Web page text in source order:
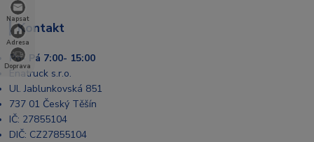
Napsat
Adresa
Doprava
Kontakt
Po- Pá 7:00- 15:00
Enatruck s.r.o.
Ul. Jablunkovská 851
737 01 Český Těšín
IČ: 27855104
DIČ: CZ27855104